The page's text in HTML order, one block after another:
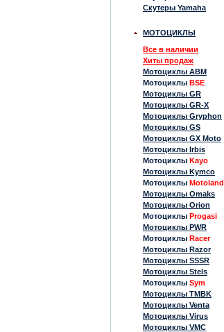
Скутеры Yamaha
МОТОЦИКЛЫ
Все в наличии
Хиты продаж
Мотоциклы ABM
Мотоциклы BSE
Мотоциклы GR
Мотоциклы GR-X
Мотоциклы Gryphon
Мотоциклы GS
Мотоциклы GX Moto
Мотоциклы Irbis
Мотоциклы Kayo
Мотоциклы Kymco
Мотоциклы Motoland
Мотоциклы Omaks
Мотоциклы Orion
Мотоциклы Progasi
Мотоциклы PWR
Мотоциклы Racer
Мотоциклы Razor
Мотоциклы SSSR
Мотоциклы Stels
Мотоциклы Sym
Мотоциклы TMBK
Мотоциклы Venta
Мотоциклы Virus
Мотоциклы VMC